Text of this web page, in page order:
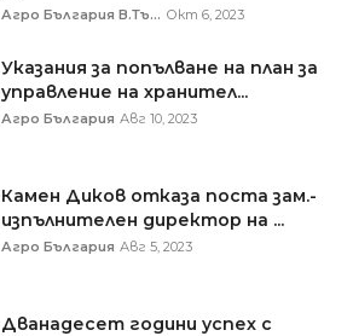
Агро България В.Тъ... Окт 6, 2023
Указания за попълване на план за
управление на хранител...
Агро България Авг 10, 2023
Камен Диков отказа поста зам.-
изпълнителен директор на ...
Агро България Авг 5, 2023
Дванадесет години успех с